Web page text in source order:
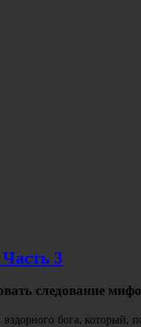
3
следование
бога, который,